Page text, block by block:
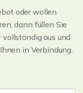
oder wollen
dann füllen Sie
aus und
in Verbindung.